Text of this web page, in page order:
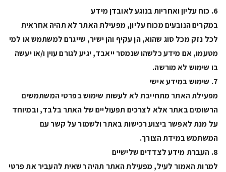
6. כוח עליון ואחריות בנוגע לאובדן מידע
במקרים הנובעים מכוח עליון, מפעילת האתר לא תהיה אחראית
לכל נזק מכל סוג שהוא, הן עקיף והן ישיר, שייגרם למשתמש או למי
מטעמו, אם מידע כלשהו שנמסר ייאבד, יגיע לגורם עוין ו/או יעשה
בו שימוש לא מורשה.
7. שימוש במידע אישי
מפעילת האתר מתחייבת לא לעשות שימוש בפרטי המשתמשים
הרשומים באתר אלא לצרכים תפעוליים של האתר בלבד, ובמיוחד
על מנת לאפשר ביצוע רכישות באתר ולשמור על קשר עם
המשתמש במידת הצורך.
8. העברת מידע לצדדים שלישיים
למרות האמור לעיל, מפעילת האתר תהיה רשאית להעביר את פרטי